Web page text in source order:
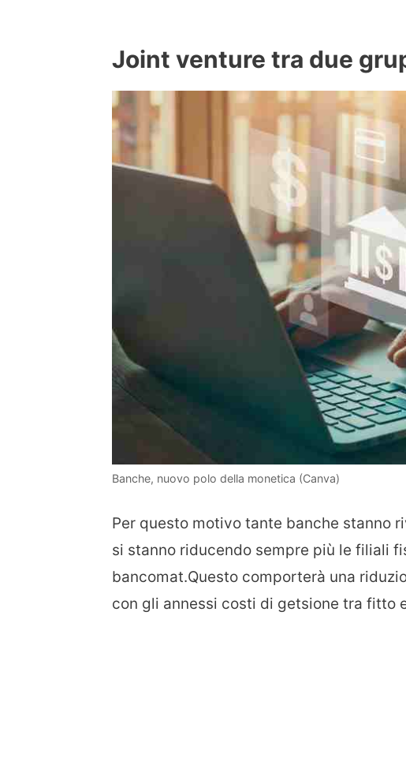
Joint venture tra due
Banche, nuovo polo della monetica (Canva)
Per questo motivo tante banche stanno
si stanno riducendo sempre più le filiali
bancomat.Questo comporterà una
con gli annessi costi di getsione tra fitto